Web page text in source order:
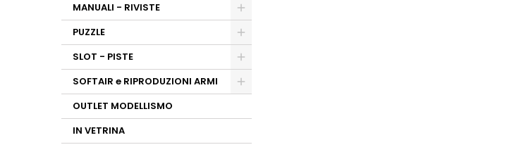
MANUALI - RIVISTE
PUZZLE
SLOT - PISTE
SOFTAIR e RIPRODUZIONI ARMI
OUTLET MODELLISMO
IN VETRINA